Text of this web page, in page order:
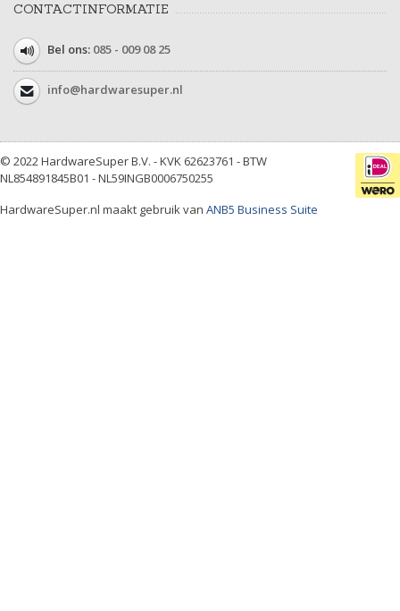
CONTACTINFORMATIE
Bel ons: 085 - 009 08 25
info@hardwaresuper.nl
© 2022 HardwareSuper B.V. - KVK 62623761 - BTW
NL854891845B01 - NL59INGB0006750255
HardwareSuper.nl maakt gebruik van ANB5 Business Suite